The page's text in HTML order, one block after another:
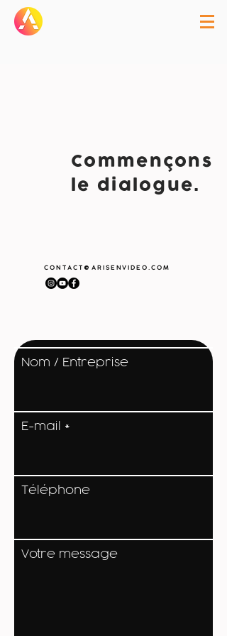
Commençons
le dialogue.
CONTACT @ ARISENVIDEO.COM
Nom / Entreprise
E-mail
Téléphone
Votre message